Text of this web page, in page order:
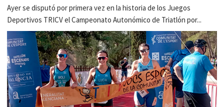
Ayer se disputó por primera vez en la historia de los Juegos
Deportivos TRICV el Campeonato Autonómico de Triatlón por...